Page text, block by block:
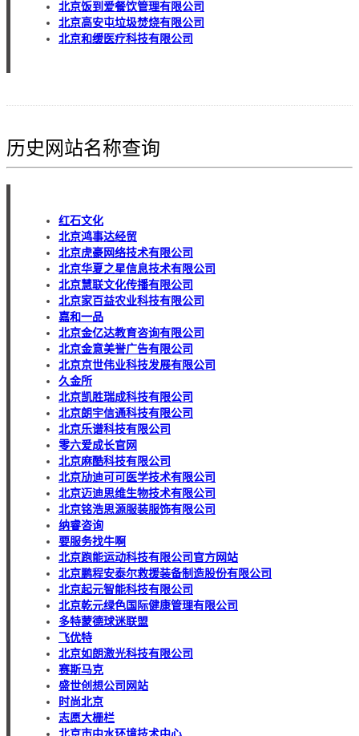
北京饭到爱餐饮管理有限公司
北京高安屯垃圾焚烧有限公司
北京和缓医疗科技有限公司
历史网站名称查询
红石文化
北京鸿事达经贸
北京虎豪网络技术有限公司
北京华夏之星信息技术有限公司
北京慧联文化传播有限公司
北京家百益农业科技有限公司
嘉和一品
北京金亿达教育咨询有限公司
北京金意美誉广告有限公司
北京京世伟业科技发展有限公司
久金所
北京凯胜瑞成科技有限公司
北京朗宇信通科技有限公司
北京乐谱科技有限公司
零六爱成长官网
北京麻酷科技有限公司
北京劢迪可可医学技术有限公司
北京迈迪思维生物技术有限公司
北京铭浩思源服装服饰有限公司
纳睿咨询
要服务找牛啊
北京跑能运动科技有限公司官方网站
北京鹏程安泰尔救援装备制造股份有限公司
北京起元智能科技有限公司
北京乾元绿色国际健康管理有限公司
多特蒙德球迷联盟
飞优特
北京如朗激光科技有限公司
赛斯马克
盛世创想公司网站
时尚北京
志愿大栅栏